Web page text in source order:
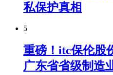
私保护真相
5
重磅！itc保伦股
广东省省级制造